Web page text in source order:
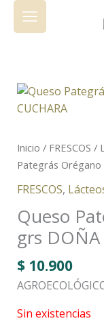
Inicio / FRESCOS /
Pategrás Orégano
FRESCOS,
Queso
grs DOÑA
$10.900
Sin existencias